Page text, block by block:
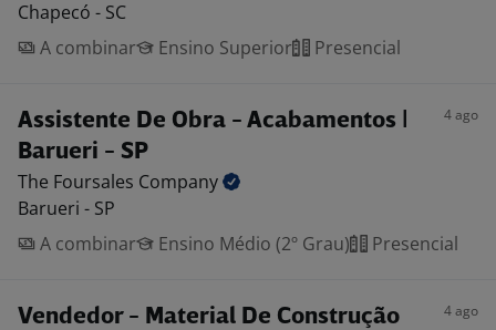
Chapecó - SC
A combinar
Ensino Superior Presencial
Assistente De Obra - Acabamentos |
Barueri - SP
4 ago
The Foursales Company
Barueri - SP
A combinar
Ensino Médio (2º Grau) Presencial
Vendedor - Material De Construção 4 ago